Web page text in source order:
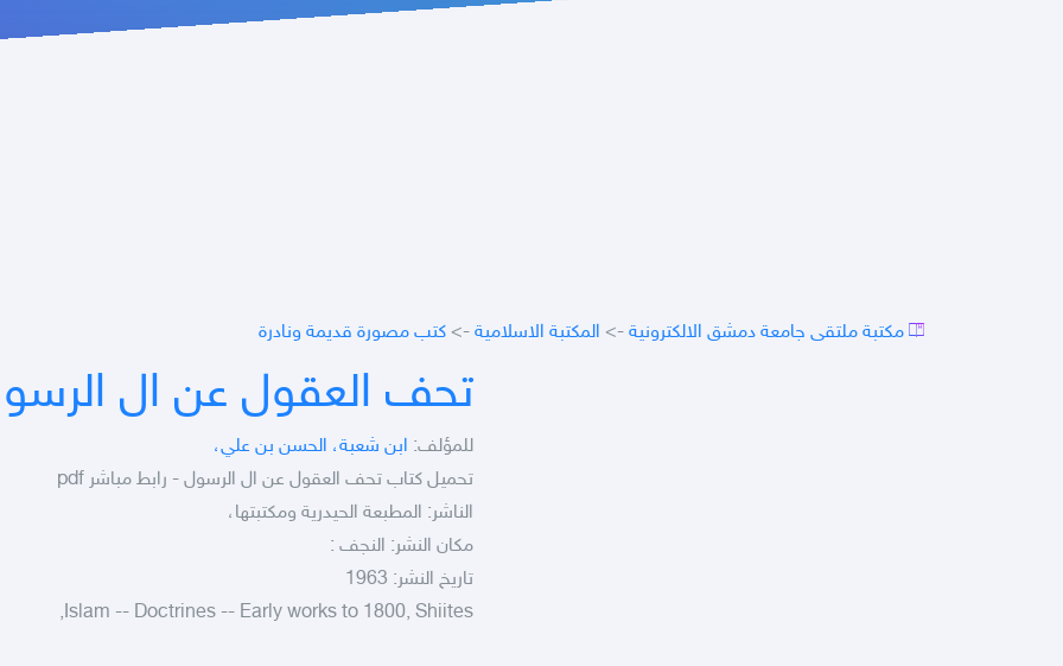
مكتبة ملتقى جامعة دمشق الالكترونية -> المكتبة الاسلامية -> كتب مصورة قديمة ونادرة
تحف العقول عن ال
للمؤلف: ابن شعبة، الحسن بن علي،
تحميل كتاب تحف العقول عن ال الرسول - رابط مباشر pdf
الناشر: المطبعة الحيدرية ومكتبتها،
مكان النشر: النجف :
تاريخ النشر: 1963
Islam -- Doctrines -- Early works to 1800, Shiites,